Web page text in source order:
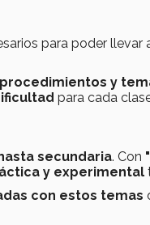
para poder llevar
y
para cada
secundaria. Con
y experimental
con estos temas